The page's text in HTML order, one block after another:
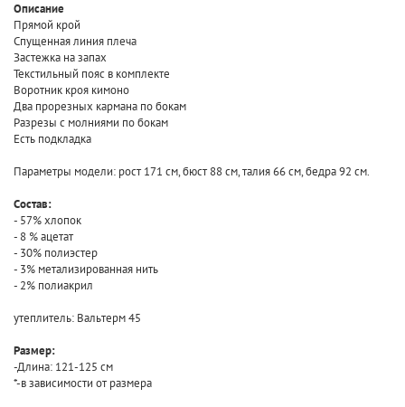
Описание
Прямой крой
Спущенная линия плеча
Застежка на запах
Текстильный пояс в комплекте
Воротник кроя кимоно
Два прорезных кармана по бокам
Разрезы с молниями по бокам
Есть подкладка
Параметры модели: рост 171 см, бюст 88 см, талия 66 см, бедра 92 см.
Состав:
- 57% хлопок
- 8 % ацетат
- 30% полиэстер
- 3% метализированная нить
- 2% полиакрил
утеплитель: Вальтерм 45
Размер:
-Длина: 121-125 см
*-в зависимости от размера